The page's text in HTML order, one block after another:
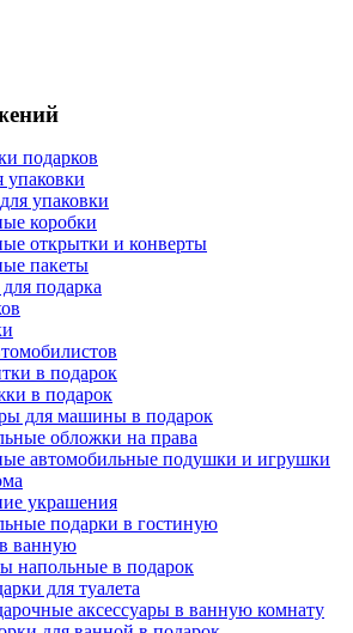
подарков
упаковки
упаковки
коробки
открытки и конверты
пакеты
подарка
в подарок
в подарок
для машины в подарок
обложки на права
автомобильные подушки и игрушки
украшения
подарки в гостиную
ванную
напольные в подарок
для туалета
аксессуары в ванную комнату